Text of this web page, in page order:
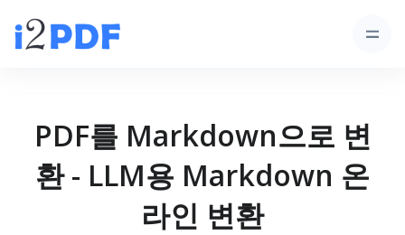
PDF를 Markdown으로 변
환 - LLM용 Markdown 온
라인 변환